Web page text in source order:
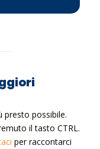
presto possibile.
il tasto CTRL.
per raccontarci